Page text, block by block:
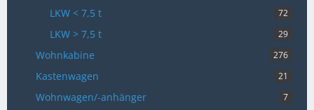
LKW < 7,5 t 72
LKW > 7,5 t 29
Wohnkabine 276
Kastenwagen 21
Wohnwagen/-anhänger 7